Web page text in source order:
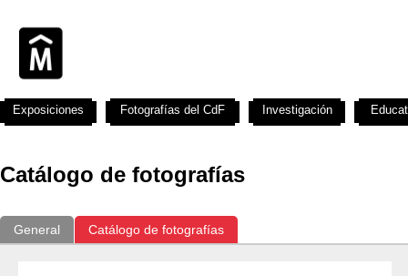
Catálogo de fotografías
General Catálogo de fotografías
Exposiciones Fotografías del CdF Investigación